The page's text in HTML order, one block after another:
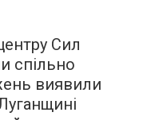
Сил
спільно
виявили